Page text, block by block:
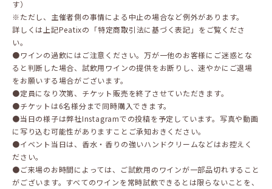
す）
※ただし、主催者側の事情による中止の場合など例外があります。
詳しくは上記Peatixの「特定商取引法に基づく表記」をご覧くださ
い。
●ワインの過飲にはご注意ください。万が一他のお客様にご迷惑とな
ると判断した場合、試飲用ワインの提供をお断りし、速やかにご退場
をお願いする場合がございます。
●定員になり次第、チケット販売を終了させていただきます。
●チケットは6名様分まで同時購入できます。
●当日の様子は弊社Instagramでの投稿を予定しています。写真や動画
に写り込む可能性がありますことご承知おきください。
●イベント当日は、香水・香りの強いハンドクリームなどはお控えく
ださい。
●ご来場のお時間によっては、ご試飲用のワインが一部品切れすること
がございます。すべてのワインを常時試飲できるとは限らないことを、